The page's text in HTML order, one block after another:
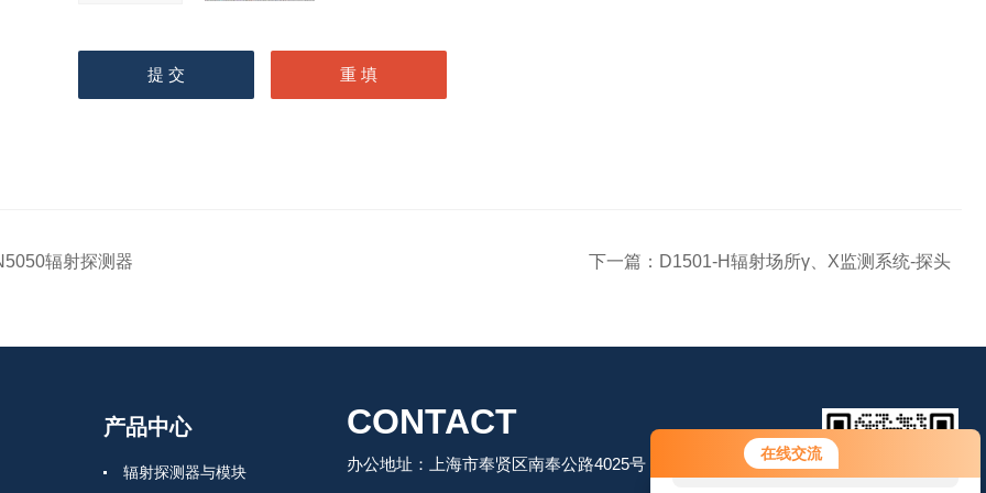
在线交流
您好！欢迎前来咨询，很高兴为您
服务，请问您要咨询什么问题呢？
辐射探测器 下一篇： D1501-H辐射场所γ、X监测系统-探头
产品中心
辐射探测器与模块
CONTACT
办公地址：上海市奉贤区南奉公路4025号